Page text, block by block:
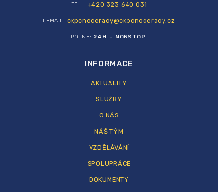
TEL: +420 323 640 031
E-MAIL: ckpchocerady@ckpchocerady.cz
PO-NE: 24H. - NONSTOP
INFORMACE
AKTUALITY
SLUŽBY
O NÁS
NÁŠ TÝM
VZDĚLÁVÁNÍ
SPOLUPRÁCE
DOKUMENTY